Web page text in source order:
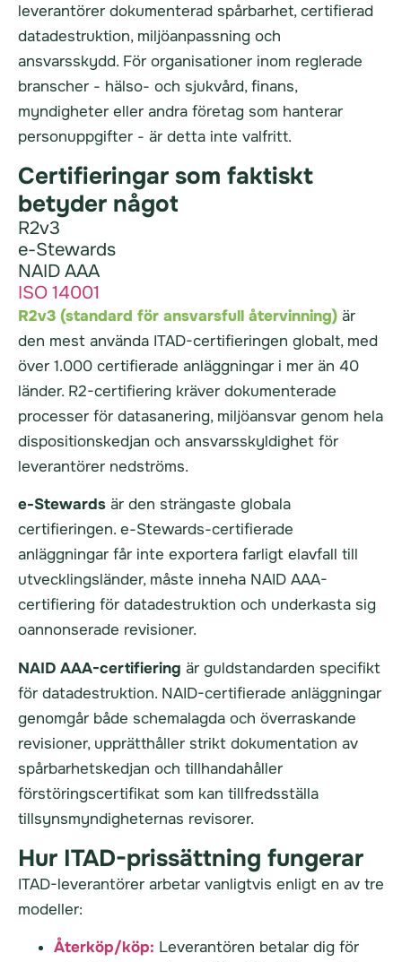
leverantörer dokumenterad spårbarhet, certifierad
datadestruktion, miljöanpassning och
ansvarsskydd. För organisationer inom reglerade
branscher - hälso- och sjukvård, finans,
myndigheter eller andra företag som hanterar
personuppgifter - är detta inte valfritt.
Certifieringar som faktiskt
betyder något
R2v3
e-Stewards
NAID AAA
ISO 14001
R2v3 (standard för ansvarsfull återvinning) är
den mest använda ITAD-certifieringen globalt, med
över 1.000 certifierade anläggningar i mer än 40
länder. R2-certifiering kräver dokumenterade
processer för datasanering, miljöansvar genom hela
dispositionskedjan och ansvarsskyldighet för
leverantörer nedströms.
e-Stewards är den strängaste globala
certifieringen. e-Stewards-certifierade
anläggningar får inte exportera farligt elavfall till
utvecklingsländer, måste inneha NAID AAA-
certifiering för datadestruktion och underkasta sig
oannonserade revisioner.
NAID AAA-certifiering är guldstandarden specifikt
för datadestruktion. NAID-certifierade anläggningar
genomgår både schemalagda och överraskande
revisioner, upprätthåller strikt dokumentation av
spårbarhetskedjan och tillhandahåller
förstöringscertifikat som kan tillfredsställa
tillsynsmyndigheternas revisorer.
Hur ITAD-prissättning fungerar
ITAD-leverantörer arbetar vanligtvis enligt en av tre
modeller:
Återköp/köp: Leverantören betalar dig för